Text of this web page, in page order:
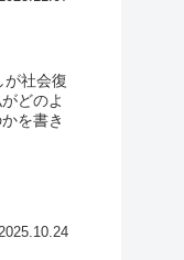
が社会復
どのよ
を書き
2025.10.24